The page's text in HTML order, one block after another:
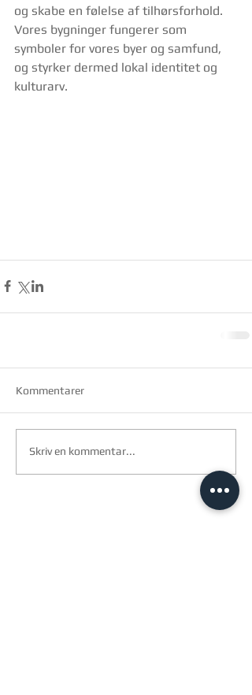
og skabe en følelse af tilhørsforhold.
Vores bygninger fungerer som
symboler for vores byer og samfund,
og styrker dermed lokal identitet og
kulturarv.
Kommentarer
Skriv en kommentar...